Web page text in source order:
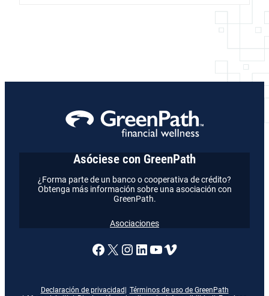
Declaración de privacidad
Términos de uso de GreenPath
Enlace a nuestra página de
X Enlace a nuestra
Enlace a nuestra
Enlace a nuestra
Vimeo
Asóciese con GreenPath
¿Forma parte de un banco o cooperativa de crédito?
Obtenga más información sobre una asociación con
GreenPath.
Asociaciones